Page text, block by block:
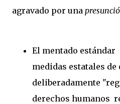
agravado por una
El mentado estándar
medidas estatales de
deliberadamente
derechos humanos